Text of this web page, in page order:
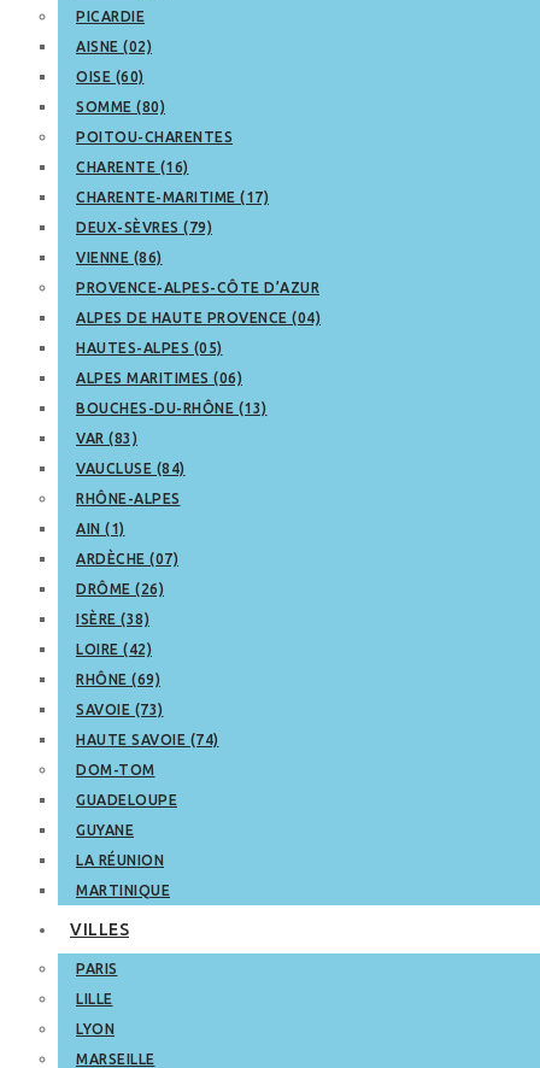
PICARDIE
AISNE (02)
OISE (60)
SOMME (80)
POITOU-CHARENTES
CHARENTE (16)
CHARENTE-MARITIME (17)
DEUX-SÈVRES (79)
VIENNE (86)
PROVENCE-ALPES-CÔTE D’AZUR
ALPES DE HAUTE PROVENCE (04)
HAUTES-ALPES (05)
ALPES MARITIMES (06)
BOUCHES-DU-RHÔNE (13)
VAR (83)
VAUCLUSE (84)
RHÔNE-ALPES
AIN (1)
ARDÈCHE (07)
DRÔME (26)
ISÈRE (38)
LOIRE (42)
RHÔNE (69)
SAVOIE (73)
HAUTE SAVOIE (74)
DOM-TOM
GUADELOUPE
GUYANE
LA RÉUNION
MARTINIQUE
VILLES
PARIS
LILLE
LYON
MARSEILLE